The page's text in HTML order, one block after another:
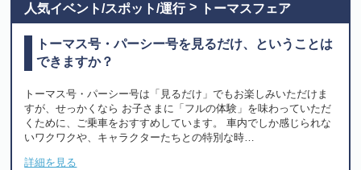
人気イベント/スポット/運行 トーマスフェア
トーマス号・パーシー号を見るだけ、ということは
できますか？
トーマス号・パーシー号は「見るだけ」でもお楽しみいただけま
すが、せっかくなら お子さまに「フルの体験」を味わっていただ
くために、ご乗車をおすすめしています。 車内でしか感じられな
いワクワクや、キャラクターたちとの特別な時…
詳細を見る